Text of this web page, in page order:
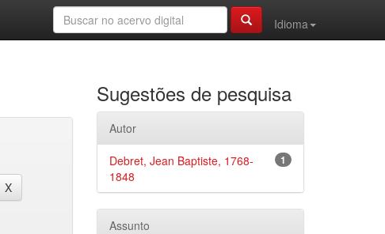
Idioma
Sugestões de pesquisa
Autor
1
Debret, Jean Baptiste, 1768-
1848
Assunto